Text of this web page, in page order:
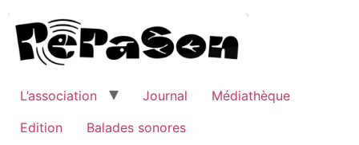
L’association Journal
Médiathèque
Edition
Balades sonores